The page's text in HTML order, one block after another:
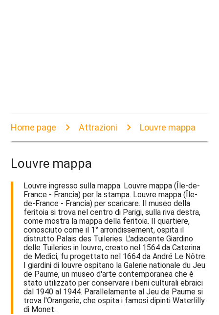
Home page Attrazioni Louvre mappa
Louvre mappa
Louvre ingresso sulla mappa. Louvre mappa (Île-de-
France - Francia) per la stampa. Louvre mappa (Île-
de-France - Francia) per scaricare. Il museo della
feritoia si trova nel centro di Parigi, sulla riva destra,
come mostra la mappa della feritoia. Il quartiere,
conosciuto come il 1° arrondissement, ospita il
distrutto Palais des Tuileries. L'adiacente Giardino
delle Tuileries in louvre, creato nel 1564 da Caterina
de Medici, fu progettato nel 1664 da André Le Nôtre.
I giardini di louvre ospitano la Galerie nationale du Jeu
de Paume, un museo d'arte contemporanea che è
stato utilizzato per conservare i beni culturali ebraici
dal 1940 al 1944. Parallelamente al Jeu de Paume si
trova l'Orangerie, che ospita i famosi dipinti Waterlilly
di Monet.